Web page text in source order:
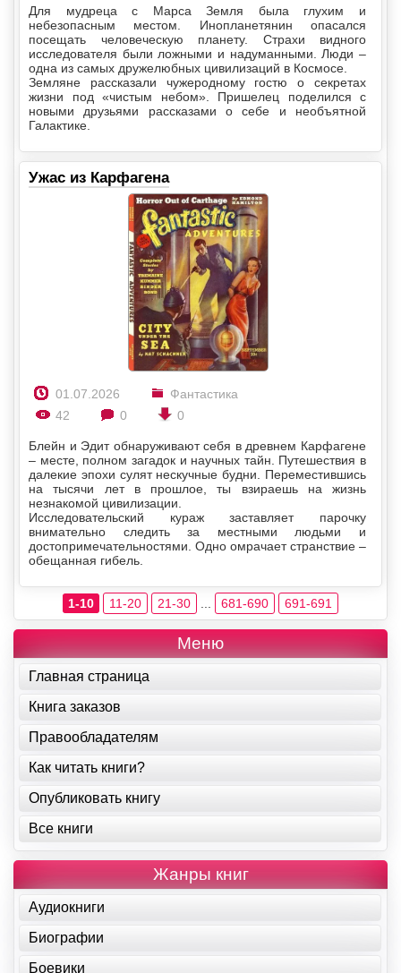
Для мудреца с Марса Земля была глухим и
небезопасным местом. Инопланетянин опасался
посещать человеческую планету. Страхи видного
исследователя были ложными и надуманными. Люди –
одна из самых дружелюбных цивилизаций в Космосе.
Земляне рассказали чужеродному гостю о секретах
жизни под «чистым небом». Пришелец поделился с
новыми друзьями рассказами о себе и необъятной
Галактике.
Ужас из Карфагена
01.07.2026
Фантастика
42
0 0
Блейн и Эдит обнаруживают себя в древнем Карфагене
– месте, полном загадок и научных тайн. Путешествия в
далекие эпохи сулят нескучные будни. Переместившись
на тысячи лет в прошлое, ты взираешь на жизнь
незнакомой цивилизации.
Исследовательский кураж заставляет парочку
внимательно следить за местными людьми и
достопримечательностями. Одно омрачает странствие –
обещанная гибель.
1-10 11-20 21-30 ... 681-690 691-691
Меню
Главная страница
Книга заказов
Правообладателям
Как читать книги?
Опубликовать книгу
Все книги
Жанры книг
Аудиокниги
Биографии
Боевики